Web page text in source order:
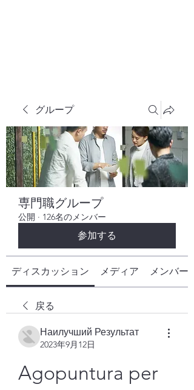
グループ
専門職グループ
公開 · 126名のメンバー
参加する
ディスカッション メディア メンバー
戻る
Наилучший Результат
2023年9月12日
Agopuntura per